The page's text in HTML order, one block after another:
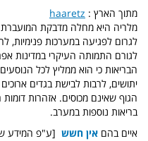
מתוך הארץ : haaretz
מלריה היא מחלה מדבקת המועברת
לגרום לפגיעה במערכות פנימיות,
לגורם התמותה העיקרי במדינות
הבריאות כי הוא ממליץ לכל
יתושים, לרבות לבישת בגדים
הגוף שאינם מכוסים. אזהרות
בריאות נוספות במערב.
איים בהם אין חשש [ע"פ המידע